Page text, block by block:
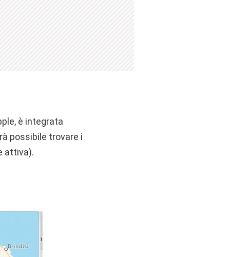
è integrata
possibile trovare i
attiva).